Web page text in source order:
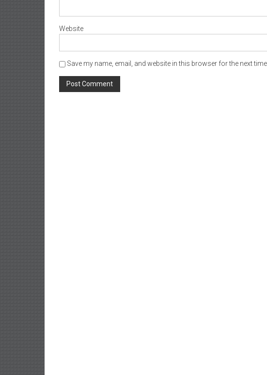
Website
Save my name, email, and website in this browser for the next